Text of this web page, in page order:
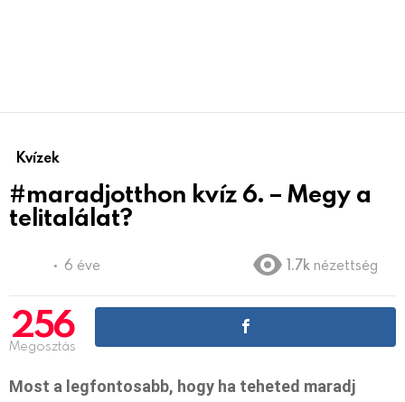
Kvízek
#maradjotthon kvíz 6. – Megy a
telitalálat?
6 éve 1.7k nézettség
256
Megosztás
Most a legfontosabb, hogy ha teheted maradj